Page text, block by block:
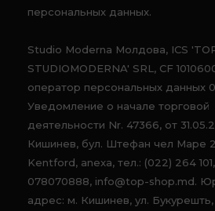
персональных данных.
Studio Moderna Молдова, ICS
STUDIOMODERNA' SRL, CF
оператор персональных данных
Уведомление о начале торговой
деятельности Nr. 47366, от
Кишинев, бул. Штефан чел Маре
Kentford, anexa, тел.: (022) 264
078070888, info@top-shop.md.
адрес: м. Кишинев, ул. Букурешть,